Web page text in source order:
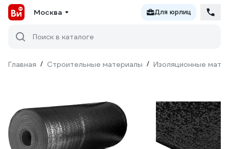
Москва Для юрлиц
Поиск в каталоге
Главная / Строительные материалы / Изоляционные